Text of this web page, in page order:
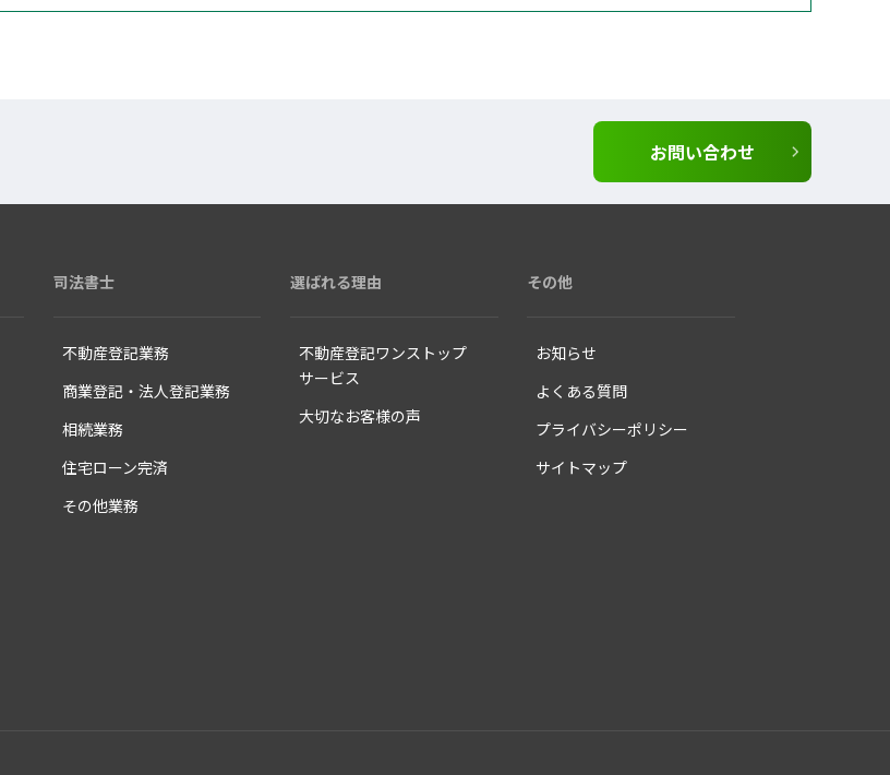
お問い合わせ
司法書士
不動産登記業務
商業登記・ 法人登記業務
相続業務
住宅ローン完済
その他業務
選ばれる理由
不動産登記ワンストップ
サービス
大切なお客様の声
その他
お知らせ
よくある質問
プライバシーポリシー
サイトマップ